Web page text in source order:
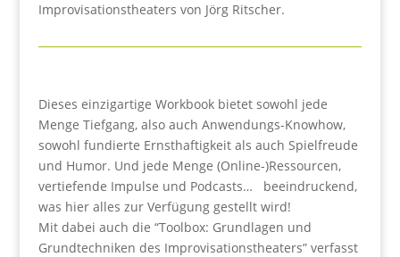
Improvisationstheaters von Jörg Ritscher.
Dieses einzigartige Workbook bietet sowohl jede
Menge Tiefgang, also auch Anwendungs-Knowhow,
sowohl fundierte Ernsthaftigkeit als auch Spielfreude
und Humor. Und jede Menge (Online-)Ressourcen,
vertiefende Impulse und Podcasts… beeindruckend,
was hier alles zur Verfügung gestellt wird!
Mit dabei auch die “Toolbox: Grundlagen und
Grundtechniken des Improvisationstheaters” verfasst